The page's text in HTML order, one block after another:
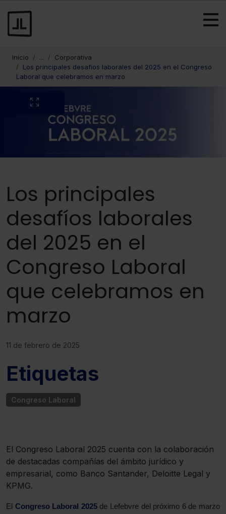
Inicio ...
Corporativa
Los principales desafíos laborales del 2025 en el Congreso
Laboral que celebramos en marzo
Los principales
desafíos laborales
del 2025 en el
Congreso Laboral
que celebramos en
marzo
11 de febrero de 2025
El Congreso Laboral 2025 cuenta con la colaboración
de destacadas compañías del ámbito jurídico y
empresarial, como Banco Santander, Deloitte Legal y
KPMG.
El Congreso Laboral 2025de Lefebvre del próximo 6 de marzo
Etiquetas
Congreso Laboral